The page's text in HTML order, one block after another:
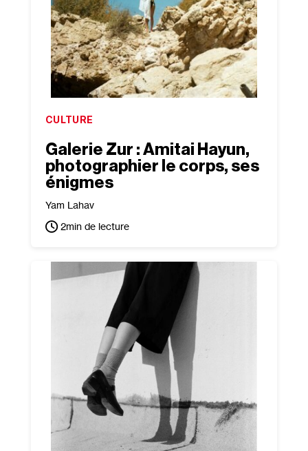
CULTURE
Galerie Zur : Amitai Hayun,
photographier le corps, ses
énigmes
Yam Lahav
2min de lecture